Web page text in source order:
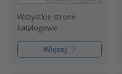
Wszystkie strone
katalogowe
Więcej